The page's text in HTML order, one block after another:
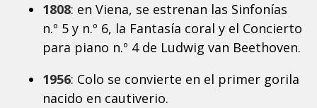
1808: en Viena, se estrenan las Sinfonías
n.º 5 y n.º 6, la Fantasía coral y el Concierto
para piano n.º 4 de Ludwig van Beethoven.
1956: Colo se convierte en el primer gorila
nacido en cautiverio.